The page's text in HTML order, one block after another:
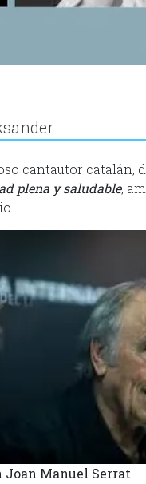
cantautor catalán,
plena y saludable,
Joan Manuel Serrat